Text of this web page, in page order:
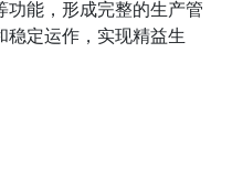
能，形成完整的生产管
稳定运作，实现精益生